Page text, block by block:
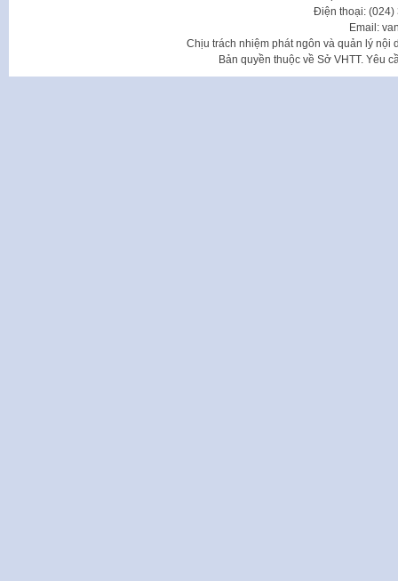
Điện thoại: (024)
Email:
Chịu trách nhiệm phát ngôn và quản lý nội
Bản quyền thuộc về Sở VHTT. Yêu